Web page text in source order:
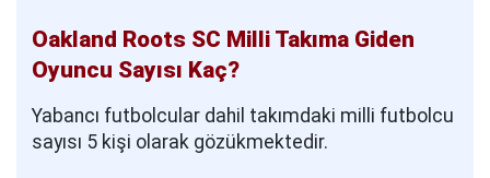
Oakland Roots SC Milli Takıma Giden
Oyuncu Sayısı Kaç?
Yabancı futbolcular dahil takımdaki milli futbolcu
sayısı 5 kişi olarak gözükmektedir.